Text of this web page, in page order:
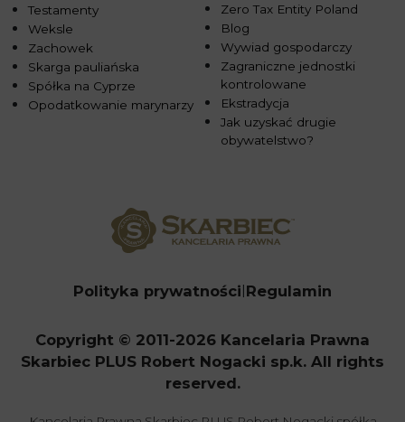
Testamenty
Weksle
Zachowek
Skarga pauliańska
Spółka na Cyprze
Opodatkowanie marynarzy
Zero Tax Entity Poland
Blog
Wywiad gospodarczy
Zagraniczne jednostki
kontrolowane
Ekstradycja
Jak uzyskać drugie
obywatelstwo?
Polityka prywatności Regulamin
Copyright © 2011-2026 Kancelaria Prawna
Skarbiec PLUS Robert Nogacki sp.k. All rights
reserved.